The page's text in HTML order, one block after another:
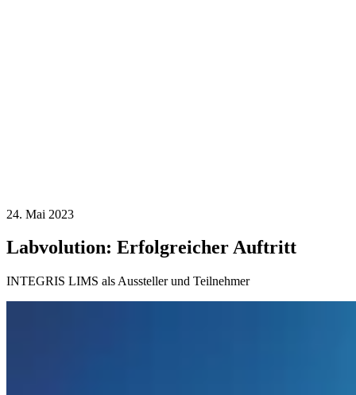
24. Mai 2023
Labvolution: Erfolgreicher Auftritt
INTEGRIS LIMS als Aussteller und Teilnehmer